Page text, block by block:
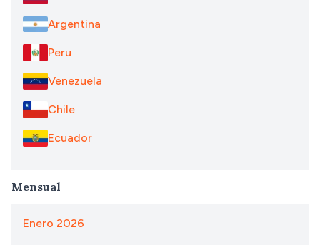
Argentina
Peru
Venezuela
Chile
Ecuador
Mensual
Enero 2026